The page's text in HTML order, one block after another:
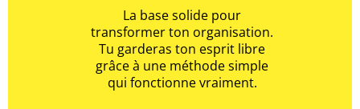
La base solide pour
transformer ton organisation.
Tu garderas ton esprit libre
grâce à une méthode simple
qui fonctionne vraiment.